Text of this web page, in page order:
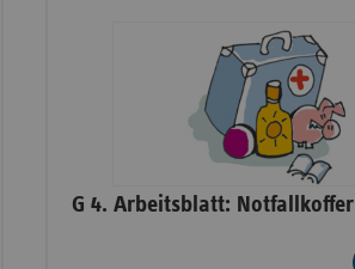
–
G 4. Arbeitsblatt: Notfallkoffer